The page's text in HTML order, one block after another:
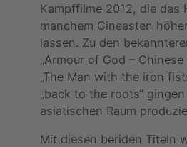
Kampffilme 2012, die das
manchem Cineasten
lassen. Zu den
„Armour of God –
„The Man with the iron
„back to the roots“
asiatischen Raum
Mit diesen beriden Titeln